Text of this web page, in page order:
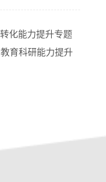
化能力提升专题
育科研能力提升